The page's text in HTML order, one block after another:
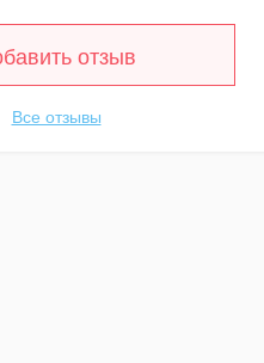
отзыв
Все отзывы